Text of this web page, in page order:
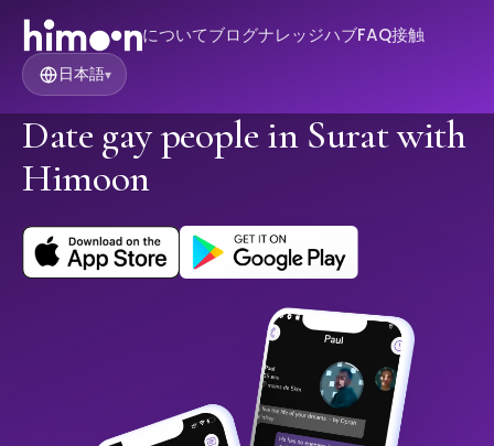
についてブログナレッジハブFAQ接触
日本語▾
Date gay people in Surat with
Himoon